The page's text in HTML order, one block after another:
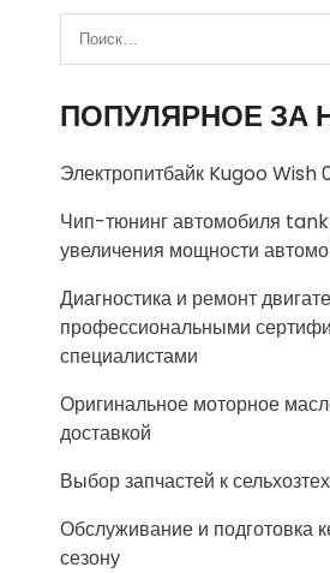
ПОПУЛЯРНОЕ ЗА
Электропитбайк Kugoo Wish
Чип-тюнинг автомобиля
увеличения мощности
Диагностика и ремонт
профессиональными
специалистами
Оригинальное моторное
доставкой
Выбор запчастей к
Обслуживание и подготовка
сезону